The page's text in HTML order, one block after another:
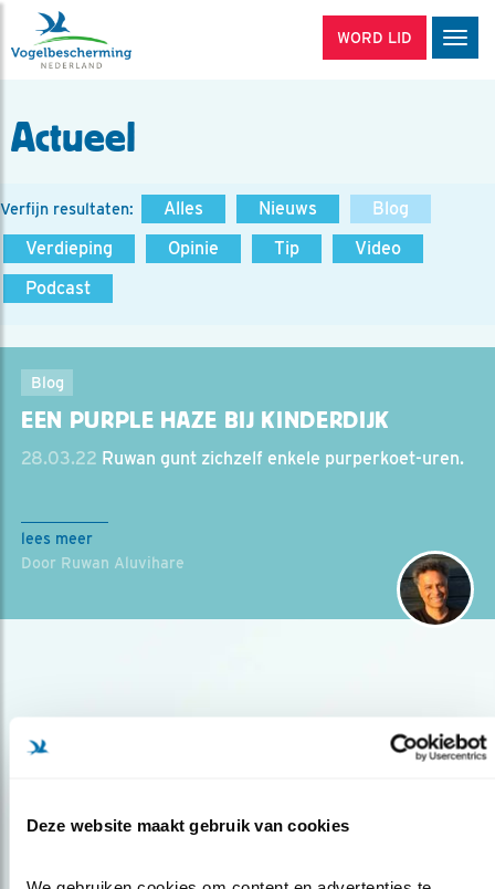
Deze website maakt gebruik van cookies
WORD LID
Actueel
Verfijn resultaten: Alles Nieuws
Blog
Verdieping
Opinie Tip
Video
Podcast
Blog
EEN PURPLE HAZE BIJ KINDERDIJK
28.03.22 Ruwan gunt zichzelf enkele purperkoet-uren.
lees meer
Door Ruwan Aluvihare
Op de hoogte blijven?